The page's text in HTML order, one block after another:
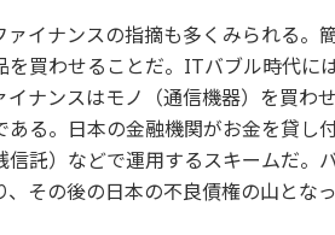
イナンスの指摘も多くみられる。
買わせることだ。ITバブル時代に
ナンスはモノ（通信機器）を買わ
る。日本の金融機関がお金を貸し
信託）などで運用するスキームだ。
その後の日本の不良債権の山とな